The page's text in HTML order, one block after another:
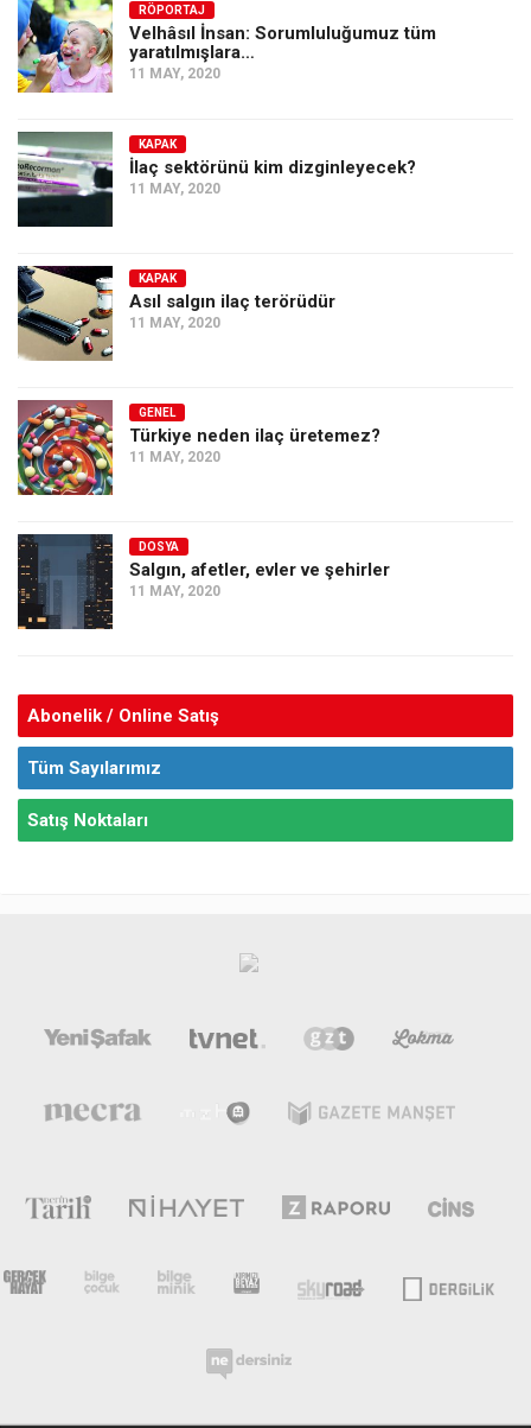
RÖPORTAJ
Velhâsıl İnsan: Sorumluluğumuz tüm
yaratılmışlara…
11 MAY, 2020
KAPAK
İlaç sektörünü kim dizginleyecek?
11 MAY, 2020
KAPAK
Asıl salgın ilaç terörüdür
11 MAY, 2020
GENEL
Türkiye neden ilaç üretemez?
11 MAY, 2020
DOSYA
Salgın, afetler, evler ve şehirler
11 MAY, 2020
Abonelik / Online Satış
Tüm Sayılarımız
Satış Noktaları